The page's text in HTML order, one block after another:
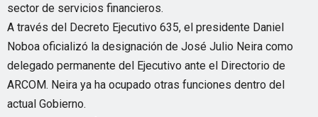
sector de servicios financieros.
A través del Decreto Ejecutivo 635, el presidente Daniel
Noboa oficializó la designación de José Julio Neira como
delegado permanente del Ejecutivo ante el Directorio de
ARCOM. Neira ya ha ocupado otras funciones dentro del
actual Gobierno.